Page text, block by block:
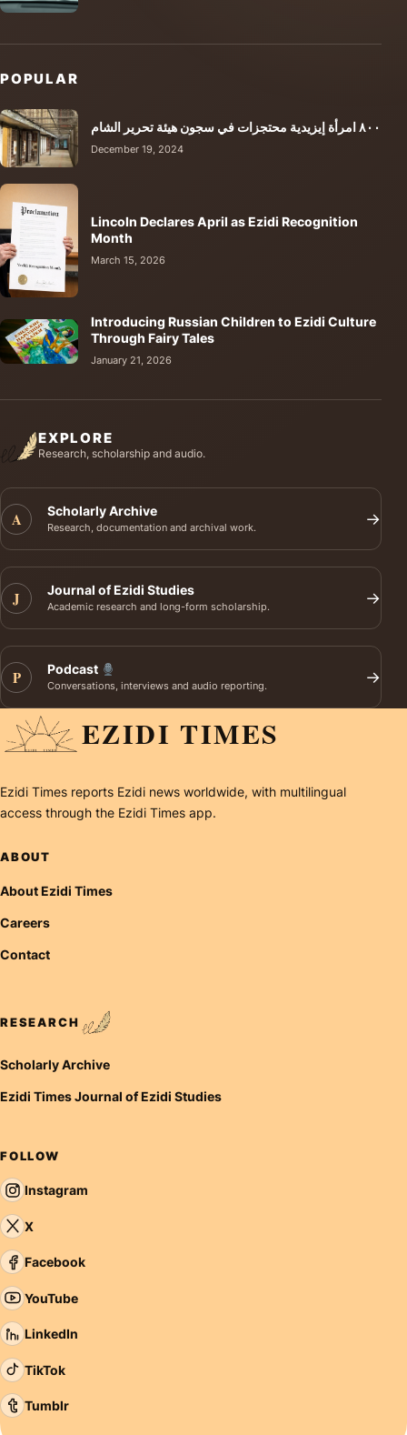
POPULAR
٨٠٠ امرأة إيزيدية محتجزات في سجون هيئة تحرير الشام
December 19, 2024
Lincoln Declares April as Ezidi Recognition
Month
March 15, 2026
Introducing Russian Children to Ezidi Culture
Through Fairy Tales
January 21, 2026
EXPLORE
Research, scholarship and audio.
A Scholarly Archive
Research, documentation and archival work. →
J Journal of Ezidi Studies
Academic research and long-form scholarship. →
P Podcast
Conversations, interviews and audio reporting. →
EZIDI TIMES
Ezidi Times reports Ezidi news worldwide, with multilingual
access through the Ezidi Times app.
ABOUT
About Ezidi Times
Careers
Contact
RESEARCH
Scholarly Archive
Ezidi Times Journal of Ezidi Studies
FOLLOW
Instagram
X
Facebook
YouTube
LinkedIn
TikTok
Tumblr